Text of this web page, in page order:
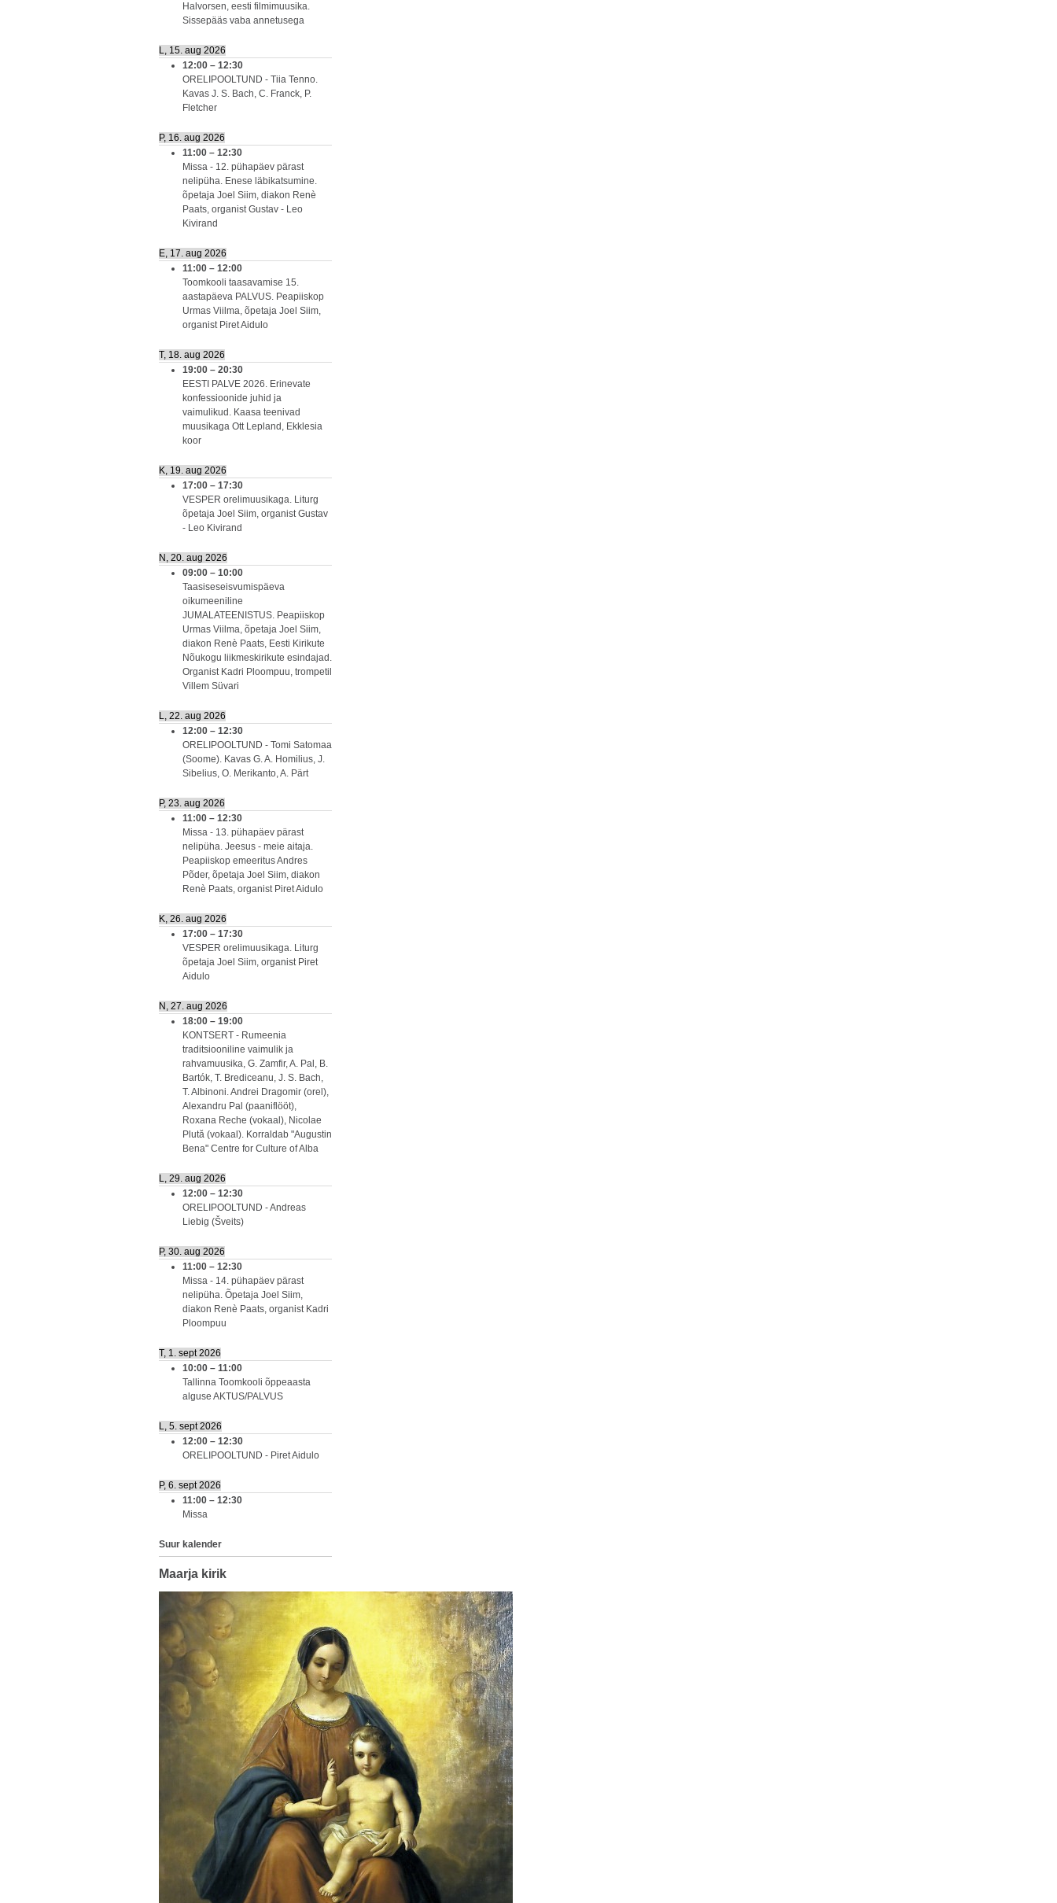
Halvorsen, eesti filmimuusika.
Sissepääs vaba annetusega
L, 15. aug 2026
12:00 – 12:30
ORELIPOOLTUND - Tiia Tenno.
Kavas J. S. Bach, C. Franck, P.
Fletcher
P, 16. aug 2026
11:00 – 12:30
Missa - 12. pühapäev pärast
nelipüha. Enese läbikatsumine.
õpetaja Joel Siim, diakon Renè
Paats, organist Gustav - Leo
Kivirand
E, 17. aug 2026
11:00 – 12:00
Toomkooli taasavamise 15.
aastapäeva PALVUS. Peapiiskop
Urmas Viilma, õpetaja Joel Siim,
organist Piret Aidulo
T, 18. aug 2026
19:00 – 20:30
EESTI PALVE 2026. Erinevate
konfessioonide juhid ja
vaimulikud. Kaasa teenivad
muusikaga Ott Lepland, Ekklesia
koor
K, 19. aug 2026
17:00 – 17:30
VESPER orelimuusikaga. Liturg
õpetaja Joel Siim, organist Gustav
- Leo Kivirand
N, 20. aug 2026
09:00 – 10:00
Taasiseseisvumispäeva
oikumeeniline
JUMALATEENISTUS. Peapiiskop
Urmas Viilma, õpetaja Joel Siim,
diakon Renè Paats, Eesti Kirikute
Nõukogu liikmeskirikute esindajad.
Organist Kadri Ploompuu, trompetil
Villem Süvari
L, 22. aug 2026
12:00 – 12:30
ORELIPOOLTUND - Tomi Satomaa
(Soome). Kavas G. A. Homilius, J.
Sibelius, O. Merikanto, A. Pärt
P, 23. aug 2026
11:00 – 12:30
Missa - 13. pühapäev pärast
nelipüha. Jeesus - meie aitaja.
Peapiiskop emeeritus Andres
Põder, õpetaja Joel Siim, diakon
Renè Paats, organist Piret Aidulo
K, 26. aug 2026
17:00 – 17:30
VESPER orelimuusikaga. Liturg
õpetaja Joel Siim, organist Piret
Aidulo
N, 27. aug 2026
18:00 – 19:00
KONTSERT - Rumeenia
traditsiooniline vaimulik ja
rahvamuusika, G. Zamfir, A. Pal, B.
Bartók, T. Brediceanu, J. S. Bach,
T. Albinoni. Andrei Dragomir (orel),
Alexandru Pal (paaniflööt),
Roxana Reche (vokaal), Nicolae
Plută (vokaal). Korraldab "Augustin
Bena" Centre for Culture of Alba
L, 29. aug 2026
12:00 – 12:30
ORELIPOOLTUND - Andreas
Liebig (Šveits)
P, 30. aug 2026
11:00 – 12:30
Missa - 14. pühapäev pärast
nelipüha. Õpetaja Joel Siim,
diakon Renè Paats, organist Kadri
Ploompuu
T, 1. sept 2026
10:00 – 11:00
Tallinna Toomkooli õppeaasta
alguse AKTUS/PALVUS
L, 5. sept 2026
12:00 – 12:30
ORELIPOOLTUND - Piret Aidulo
P, 6. sept 2026
11:00 – 12:30
Missa
Suur kalender
Maarja kirik